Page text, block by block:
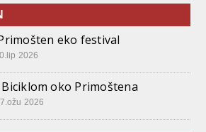
eko festival
2026
Biciklom oko Primoštena
2026